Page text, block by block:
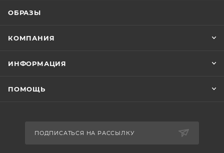
ОБРАЗЫ
КОМПАНИЯ
ИНФОРМАЦИЯ
ПОМОЩЬ
ПОДПИСАТЬСЯ НА РАССЫЛКУ